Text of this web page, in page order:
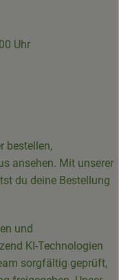
Uhr
bestellen,
ansehen. Mit unserer
du deine Bestellung
und
KI-Technologien
sorgfältig geprüft,